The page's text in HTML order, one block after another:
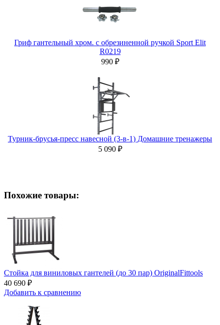
Гриф гантельный хром. с обрезиненной ручкой Sport Elit
R0219
990 ₽
Турник-брусья-пресс навесной (3-в-1) Домашние тренажеры
5 090 ₽
Похожие товары:
Стойка для виниловых гантелей (до 30 пар) OriginalFittools
40 690 ₽
Добавить к сравнению